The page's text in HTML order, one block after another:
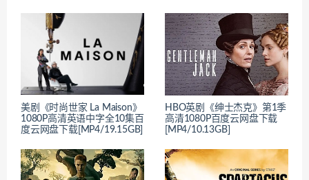
美剧《时尚世家 La Maison》
1080P高清英语中字全10集百
度云网盘下载[MP4/19.15GB]
HBO英剧《绅士杰克》第1季
高清1080P百度云网盘下载
[MP4/10.13GB]